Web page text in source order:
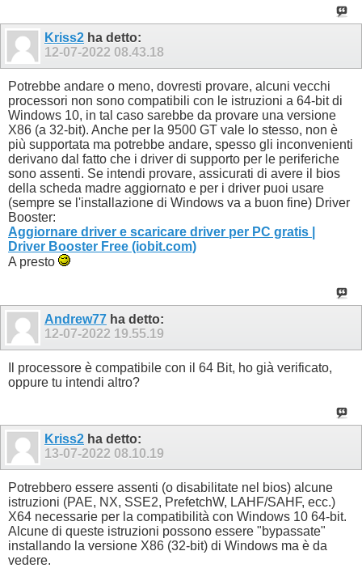
Kriss2 ha detto:
12-07-2022 08.43.18
Potrebbe andare o meno, dovresti provare, alcuni vecchi
processori non sono compatibili con le istruzioni a 64-bit di
Windows 10, in tal caso sarebbe da provare una versione
X86 (a 32-bit). Anche per la 9500 GT vale lo stesso, non è
più supportata ma potrebbe andare, spesso gli inconvenienti
derivano dal fatto che i driver di supporto per le periferiche
sono assenti. Se intendi provare, assicurati di avere il bios
della scheda madre aggiornato e per i driver puoi usare
(sempre se l'installazione di Windows va a buon fine) Driver
Booster:
Aggiornare driver e scaricare driver per PC gratis |
Driver Booster Free (iobit.com)
A presto
Andrew77 ha detto:
12-07-2022 19.55.19
Il processore è compatibile con il 64 Bit, ho già verificato,
oppure tu intendi altro?
Kriss2 ha detto:
13-07-2022 08.10.19
Potrebbero essere assenti (o disabilitate nel bios) alcune
istruzioni (PAE, NX, SSE2, PrefetchW, LAHF/SAHF, ecc.)
X64 necessarie per la compatibilità con Windows 10 64-bit.
Alcune di queste istruzioni possono essere "bypassate"
installando la versione X86 (32-bit) di Windows ma è da
vedere.